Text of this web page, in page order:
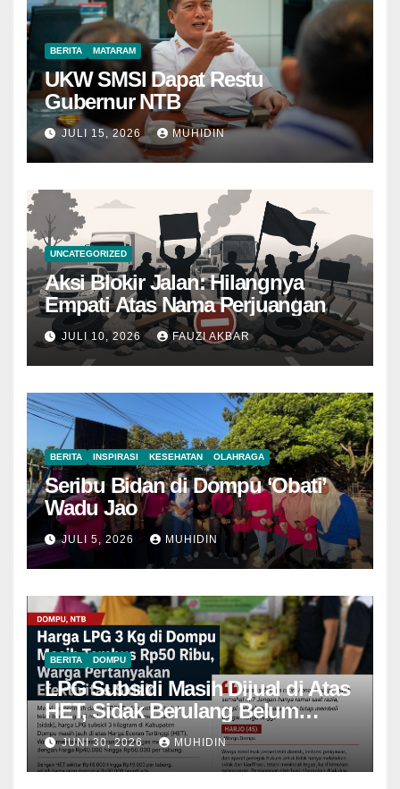
BERITA MATARAM
UKW SMSI Dapat Restu
Gubernur NTB
JULI 15, 2026 MUHIDIN
UNCATEGORIZED
Aksi Blokir Jalan: Hilangnya
Empati Atas Nama Perjuangan
JULI 10, 2026 FAUZI AKBAR
BERITA INSPIRASI KESEHATAN OLAHRAGA
Seribu Bidan di Dompu ‘Obati’
Wadu Jao
JULI 5, 2026 MUHIDIN
BERITA DOMPU
LPG Subsidi Masih Dijual di Atas
HET, Sidak Berulang Belum
Mampu Menekan Harga
JUNI 30, 2026 MUHIDIN